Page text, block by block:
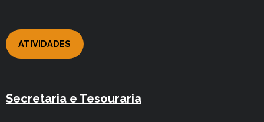
ATIVIDADES
Secretaria e Tesouraria